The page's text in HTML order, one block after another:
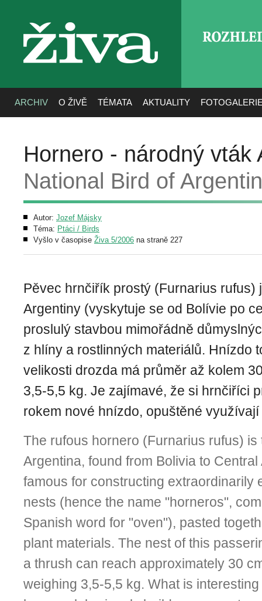
živa
ARCHIV O ŽIVĚ TÉMATA AKTUALITY
Hornero - národný
National Bird of
Autor: Jozef Májsky
Téma: Ptáci / Birds
Vyšlo v časopise Živa 5/2006 na straně 227
Pěvec hrnčiřík prostý (Furnarius rufus)
Argentiny (vyskytuje se od Bolívie po
proslulý stavbou mimořádně
z hlíny a rostlinných materiálů. Hnízdo
velikosti drozda má průměr až kolem
3,5-5,5 kg. Je zajímavé, že si hrnčiříci
rokem nové hnízdo, opuštěné
The rufous hornero (Furnarius rufus) is
Argentina, found from Bolivia to
famous for constructing extraordinarily
nests (hence the name "horneros",
Spanish word for "oven"), pasted
plant materials. The nest of this
a thrush can reach approximately 30
weighing 3,5-5,5 kg. What is